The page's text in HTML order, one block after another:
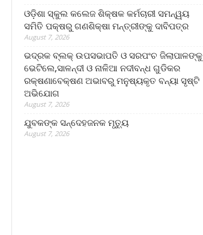
ଓଡ଼ିଶା ସ୍କୁଲ କଲେଜ ଶିକ୍ଷକ କର୍ମଚାରୀ ସମନ୍ୱୟ
ସମିତି ପକ୍ଷରୁ ଗଣଶିକ୍ଷା ମନ୍ତ୍ରୀଙ୍କୁ ଦାବିପତ୍ର
August 7, 2026
ଭଦ୍ରକ ବ୍ଲକ୍ ଉପସଭାପତି ଓ ସରପଂଚ ଜିଲାପାଳଙ୍କୁ
ଭେଟିଲେ,ସାଳନ୍ଦୀ ଓ ନାଳିଆ ନଦୀବନ୍ଧ ଗୁଡିକର
ରକ୍ଷଣାବେକ୍ଷଣ ଅଭାବରୁ ମନୁଷ୍ୟକୃତ ବନ୍ୟା ସୃଷ୍ଟି
ଅଭିଯୋଗ
August 7, 2026
ଯୁବକଙ୍କ ସନ୍ଦେହଜନକ ମୃତ୍ୟୁ
August 7, 2026